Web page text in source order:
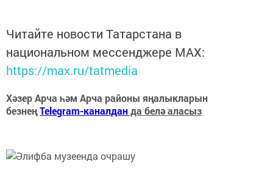
Читайте новости Татарстана в
национальном мессенджере MАХ:
https://max.ru/tatmedia
Хәзер Арча һәм Арча районы яңалыкларын
безнеңTelegram-каналданда белә аласыз